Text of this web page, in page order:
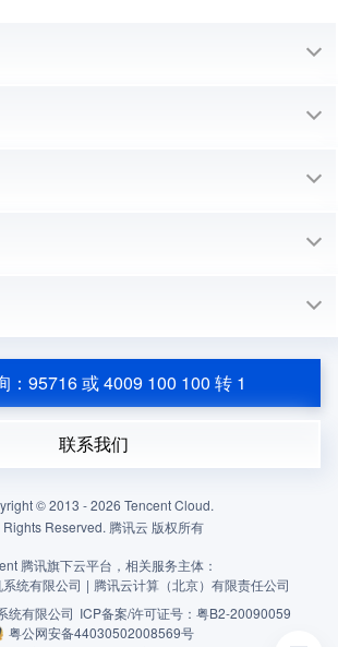
：95716 或 4009 100 100 转 1
联系我们
© 2013 -2026 Tencent Cloud.
Reserved. 腾讯云 版权所有
腾讯旗下云平台，相关服务主体：
统有限公司 | 腾讯云计算（北京）有限责任公司
统有限公司 ICP备案/许可证号： 粤B2-20090059
粤公网安备44030502008569号